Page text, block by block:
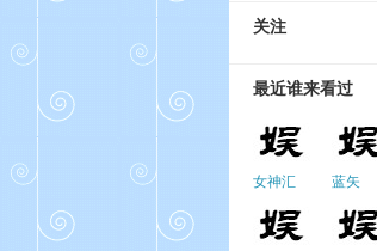
关注
最近谁来看过
女神汇 蓝矢